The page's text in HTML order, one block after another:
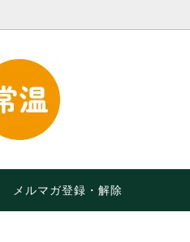
麺・粉
（オーガニック）食品
間限定】特別価格！【2026年9月
限定品や月限定セールなど】
メルマガ登録・解除